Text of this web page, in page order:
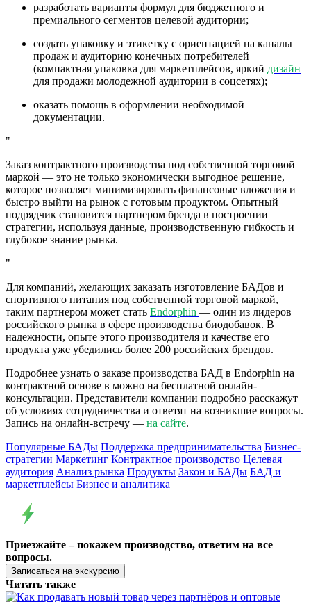
разработать варианты формул для бюджетного и
премиального сегментов целевой аудитории;
создать упаковку и этикетку с ориентацией на каналы
продаж и аудиторию конечных потребителей
(компактная упаковка для маркетплейсов, яркий дизайн
для продажи молодежной аудитории в соцсетях);
оказать помощь в оформлении необходимой
документации.
Заказ контрактного производства под собственной торговой
маркой — это не только экономически выгодное решение,
которое позволяет минимизировать финансовые вложения и
быстро выйти на рынок с готовым продуктом. Опытный
подрядчик становится партнером бренда в построении
стратегии, используя данные, производственную гибкость и
глубокое знание рынка.
Для компаний, желающих заказать изготовление БАДов и
спортивного питания под собственной торговой маркой,
таким партнером может стать Endorphin — один из лидеров
российского рынка в сфере производства биодобавок. В
надежности, опыте этого производителя и качестве его
продукта уже убедились более 200 российских брендов.
Подробнее узнать о заказе производства БАД в Endorphin на
контрактной основе в можно на бесплатной онлайн-
консультации. Представители компании подробно расскажут
об условиях сотрудничества и ответят на возникшие вопросы.
Запись на онлайн-встречу — на сайте.
Популярные БАДы Поддержка предпринимательства Бизнес-
стратегии Маркетинг Контрактное производство Целевая
аудитория Анализ рынка Продукты Закон и БАДы БАД и
маркетплейсы Бизнес и аналитика
Приезжайте – покажем производство, ответим на все
вопросы.
Записаться на экскурсию
Читать также